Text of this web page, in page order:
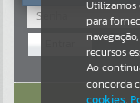
NOTÍCIAS
Utilizamos
para
recursos
Ao
concorda